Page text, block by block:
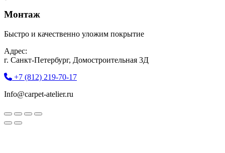
Монтаж
Быстро и качественно уложим покрытие
Адрес:
г. Санкт-Петербург, Домостроительная 3Д
+7 (812) 219-70-17
Info@carpet-atelier.ru